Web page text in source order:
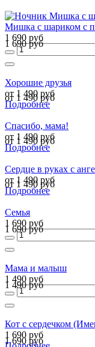
Мишка с шариком с
1 690 руб
1 690 руб
Хорошие друзья
от 1 490 руб
от 1 490 руб
Подробнее
Спасибо, мама!
от 1 490 руб
от 1 490 руб
Подробнее
Сердце в руках с
от 1 490 руб
от 1 490 руб
Подробнее
Семья
1 690 руб
1 690 руб
Мама и малыш
1 490 руб
1 490 руб
Кот с сердечком
1 690 руб
1 690 руб